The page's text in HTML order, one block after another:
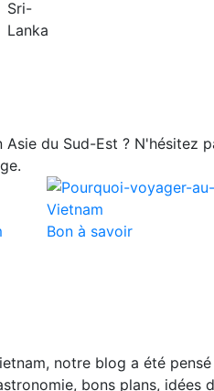
du Sud-Est ? N'hésitez
Bon à savoir
notre blog a été
bons plans, idées